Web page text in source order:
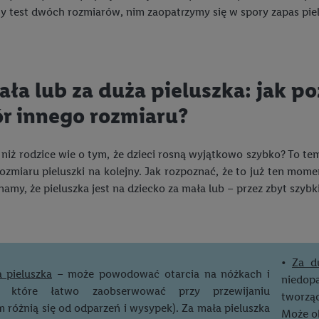
test dwóch rozmiarów, nim zaopatrzymy się w spory zapas
lub za duża pieluszka: jak
innego rozmiaru?
rodzice wie o tym, że dzieci rosną wyjątkowo szybko? To
pieluszki na kolejny. Jak rozpoznać, że to już ten
że pieluszka jest na dziecko za mała lub – przez zbyt
pieluszka – może powodować otarcia na nóżkach i
które łatwo zaobserwować przy przewijaniu
różnią się od odparzeń i wysypek). Za mała pieluszka
• Za
Może
podobny sposób jak poniżej opisany identyfikator Utiq SA/NV ("Utiq"),
firmę Utiq oraz operatora siecitelekomunikacyjnej do
sprawdzi, czy technologia jest dostępna dla użytkownika przy użyciu
IP użytkownika operatorowi sieci, który utworzy identyfikator dla Utiq
konta klienta, takiego jak numer telefonu komórkowego. Identyfikator
użytkownika i zebrania informacji o sposobie korzystania przez
ta może być również wykorzystywana do rozpoznawania użytkownika
.
powoduje, że aktywne są wyłącznie technicznie niezbędne